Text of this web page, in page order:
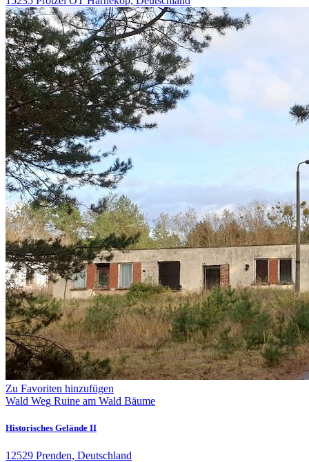
Zu Favoriten hinzufügen
Wald Weg Ruine am Wald Bäume
Historisches Gelände II
12529 Prenden, Deutschland